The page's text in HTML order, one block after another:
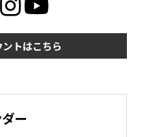
トはこちら
ー